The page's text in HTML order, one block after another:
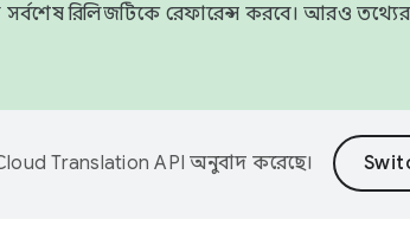
সর্বশেষ রিলিজটিকে রেফারেন্স করবে। আরও
Translation API অনুবাদ করেছে।